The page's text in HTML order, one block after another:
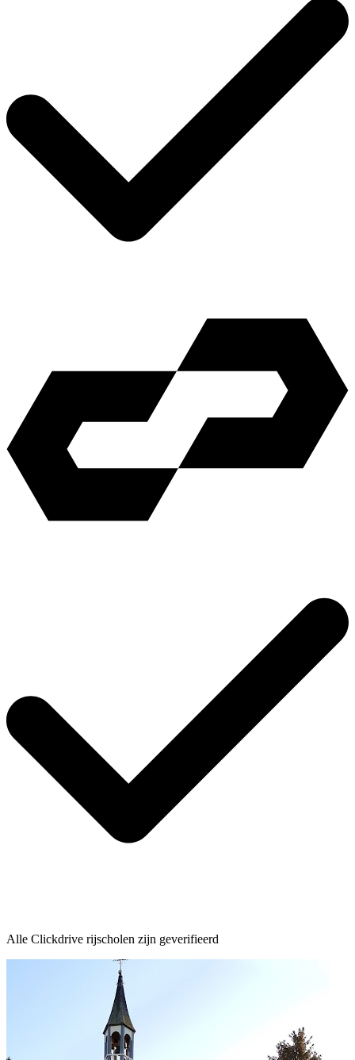
Alle Clickdrive rijscholen zijn geverifieerd